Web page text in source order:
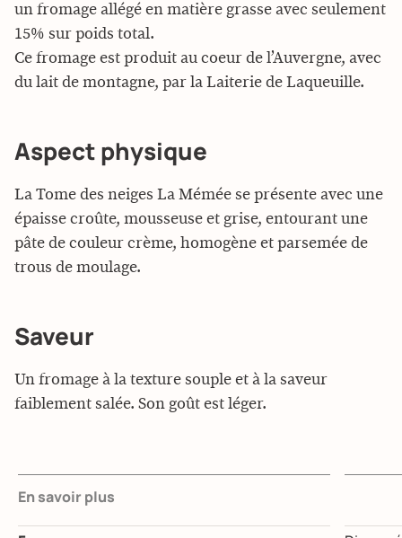
un fromage allégé en matière grasse avec seulement
15% sur poids total.
Ce fromage est produit au coeur de l’Auvergne, avec
du lait de montagne, par la Laiterie de Laqueuille.
Aspect physique
La Tome des neiges La Mémée se présente avec une
épaisse croûte, mousseuse et grise, entourant une
pâte de couleur crème, homogène et parsemée de
trous de moulage.
Saveur
Un fromage à la texture souple et à la saveur
faiblement salée. Son goût est léger.
En savoir plus